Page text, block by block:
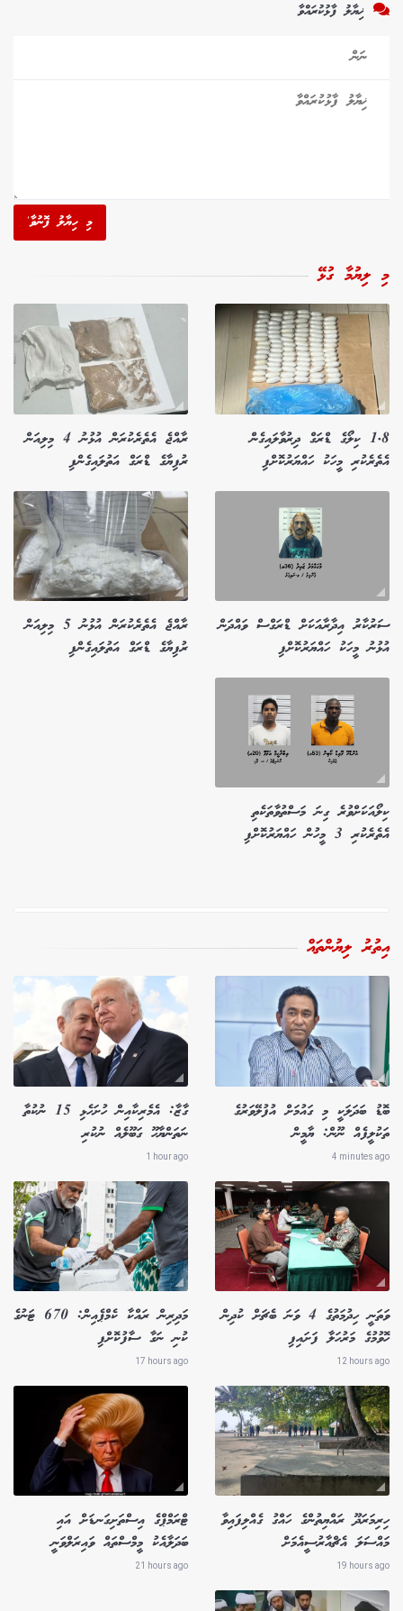
ޚިޔާލު ފާޅުކުރައްވާ
މި ހިޔާލު ފޮނުވާ'
މި ލިޔުމާ ގުޅޭ
1.8 ކިލޯގެ ޑްރަގް ދިރުވާލައިގެން
އެތެރެކުރި މީހަކު ހައްޔަރުކޮށްފި
ރާއްޖެ އެތެރެކުރަން އުޅުނު 4 މިލިއަން
ރުފިޔާގެ ޑްރަގް އަތުލައިގެންފި
ސަރުކާރު އިދާރާއަކަށް ޑްރަގްސް ވައްދަން
އުޅުނު މީހަކު ހައްޔަރުކޮށްފި
ރާއްޖެ އެތެރެކުރަން އުޅުނު 5 މިލިއަން
ރުފިޔާގެ ޑްރަގް އަތުލައިގެންފި
ކިލޯއަކަށްވުރެ ގިނަ މަސްތުވާތަކެތި
އެތެރެކުރި 3 މީހުން ހައްޔަރުކޮށްފި
އިތުރު ލިޔުންތައް
ބޮޑު ބަދަލަކީ މި ގައުމަށް އުފުލޭވަރުގެ
ތަކުލީފެއް ނޫން: ޔާމީން
4 minutes ago
ގާޒާ: އެމެރިކާއިން ހުށަހެޅި 15 ނުކުތާ
ނަތަންޔާހޫ ގަބޫލެއް ނުކުރި
1 hour ago
ވަތަނީ ހިދުމަތުގެ 4 ވަނަ ބެޗަށް ކުދިން
ހޮވުމުގެ މަރުހަލާ ފަށައިފި
12 hours ago
މަދިރިން ރައްކާ ކެމްޕެއިން: 670 ޓަނުގެ
ކުނި ނަގާ ސާފުކޮށްފި
17 hours ago
ހިރިމަރަދޫ ރައްޔިތުންގެ ހައްގު ގެއްލިފައިވާ
މައްސަލަ އެޗްއާރުސީއެމަށް
19 hours ago
ޓްރަމްޕްގެ އިސްތަށިގަނޑަށް އައި
ބަދަލާއެކު މީމްސްތައް ވައިރަލްވަނީ
21 hours ago